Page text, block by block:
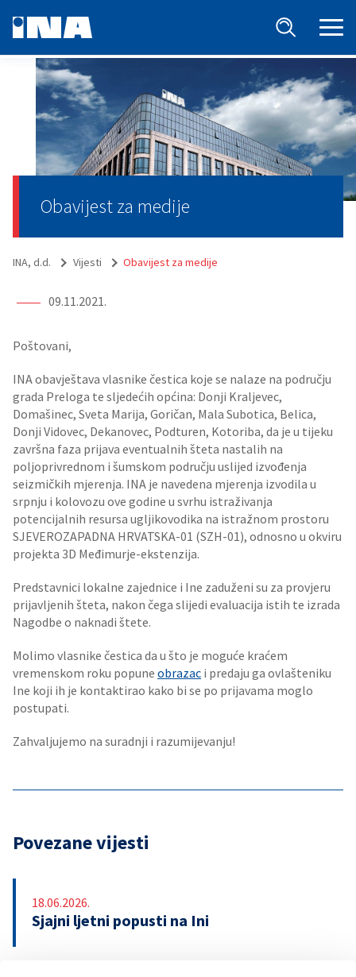
Obavijest za medije
INA, d.d. Vijesti Obavijest za medije
09.11.2021.
Poštovani,
INA obavještava vlasnike čestica koje se nalaze na području
grada Preloga te sljedećih općina: Donji Kraljevec,
Domašinec, Sveta Marija, Goričan, Mala Subotica, Belica,
Donji Vidovec, Dekanovec, Podturen, Kotoriba, da je u tijeku
završna faza prijava eventualnih šteta nastalih na
poljoprivrednom i šumskom području uslijed izvođenja
seizmičkih mjerenja. INA je navedena mjerenja izvodila u
srpnju i kolovozu ove godine u svrhu istraživanja
potencijalnih resursa ugljikovodika na istražnom prostoru
SJEVEROZAPADNA HRVATSKA-01 (SZH-01), odnosno u okviru
projekta 3D Međimurje-ekstenzija.
Predstavnici lokalne zajednice i Ine zaduženi su za provjeru
prijavljenih šteta, nakon čega slijedi evaluacija istih te izrada
Nagodbe o naknadi štete.
Molimo vlasnike čestica da u što je moguće kraćem
vremenskom roku popune obrazac i predaju ga ovlašteniku
Ine koji ih je kontaktirao kako bi se po prijavama moglo
postupati.
Zahvaljujemo na suradnji i razumijevanju!
Povezane vijesti
18.06.2026.
Sjajni ljetni popusti na Ini